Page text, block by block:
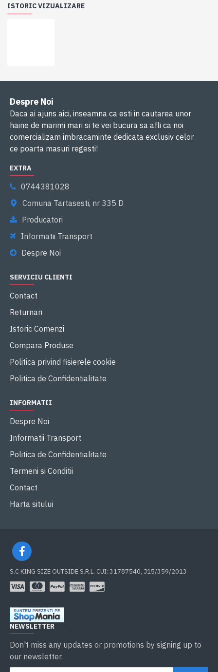
ISTORIC VIZUALIZARE
Despre Noi
Daca ai ajuns aici, inseamna ca esti in cautarea unor
haine de marimi mari si te vei bucura sa afli ca noi
comercializam imbracaminte dedicata exclusiv celor
ce poarta masuri regesti!
EXTRA
0744381028
Comuna Tartasesti, nr 335 D
Producatori
Informatii Transport
Despre Noi
SERVICIU CLIENTI
Contact
Returnari
Istoric Comenzi
Compara Produse
Politica privind fisierele cookie
Politica de Confidentialitate
INFORMATII
Despre Noi
Informatii Transport
Politica de Confidentialitate
Termeni si Conditii
Contact
Harta sitului
S.C KING SIZE OUTSIDE S.R.L. CUI: 31787540, J15/359/2013
NEWSLETTER
Don't miss any updates or promotions by signing up to
our newsletter.